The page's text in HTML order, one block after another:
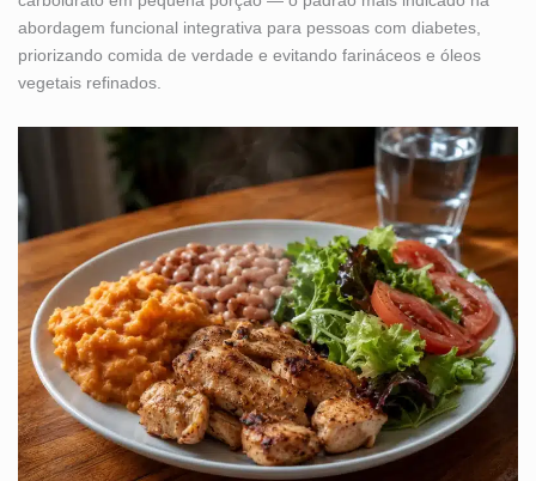
abordagem funcional integrativa para pessoas com diabetes,
priorizando comida de verdade e evitando farináceos e óleos
vegetais refinados.